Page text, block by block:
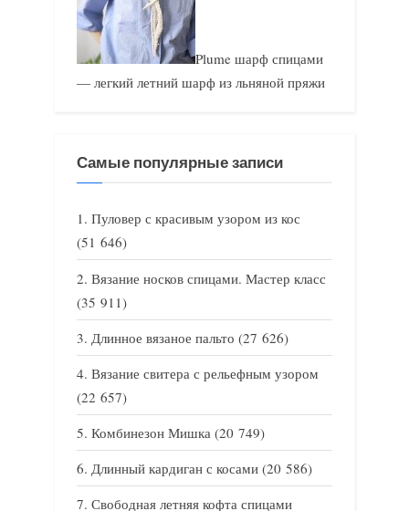
Plume шарф спицами
— легкий летний шарф из льняной пряжи
Самые популярные записи
Пуловер с красивым узором из кос
(51 646)
Вязание носков спицами. Мастер класс
(35 911)
Длинное вязаное пальто (27 626)
Вязание свитера с рельефным узором
(22 657)
Комбинезон Мишка (20 749)
Длинный кардиган с косами (20 586)
Свободная летняя кофта спицами